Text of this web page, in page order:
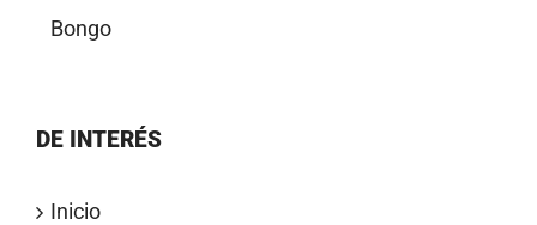
Bongo
DE INTERÉS
Inicio